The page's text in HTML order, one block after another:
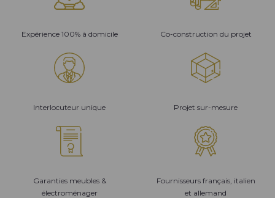
Expérience 100% à domicile Co-construction du projet
Interlocuteur unique Projet sur-mesure
Garanties meubles &
électroménager
Fournisseurs français, italien
et allemand